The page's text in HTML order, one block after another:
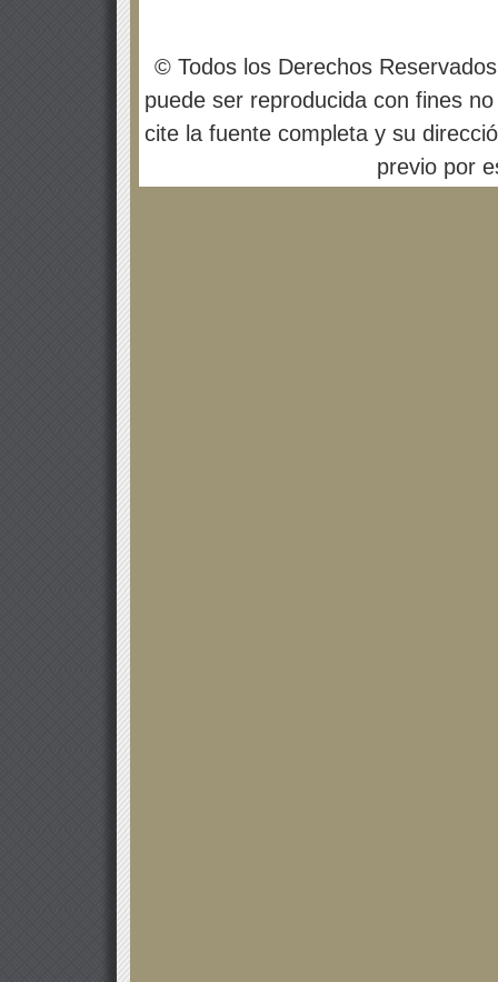
© Todos los Derechos
puede ser reproducida con fines
cite la fuente completa y su
previo por